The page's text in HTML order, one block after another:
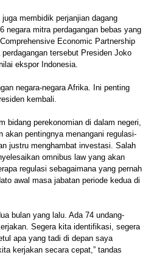
membidik perjanjian dagang
negara mitra perdagangan bebas yang
Economic Partnership
tersebut Presiden Joko
ekspor Indonesia.
negara-negara Afrika. Ini penting
kembali.
bidang perekonomian di dalam negeri,
akan pentingnya menangani regulasi-
justru menghambat investasi. Salah
omnibus law yang akan
regulasi sebagaimana yang pernah
awal masa jabatan periode kedua di
bulan yang lalu. Ada 74 undang-
Segera kita identifikasi, segera
apa yang tadi di depan saya
kerjakan secara cepat,” tandas